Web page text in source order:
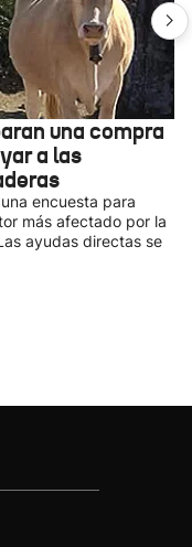
una compra
a las
encuesta para
más afectado por la
ayudas directas se